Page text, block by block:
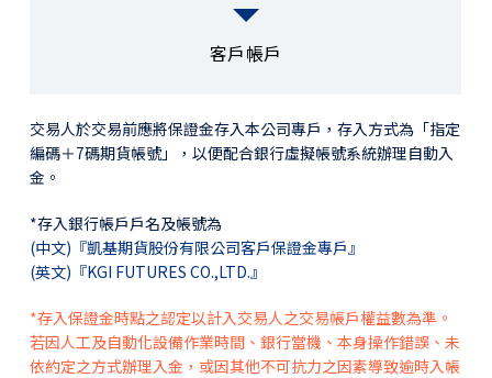
客戶帳戶
交易人於交易前應將保證金存入本公司專戶，存入方式為「指定
編碼＋7碼期貨帳號」，以便配合銀行虛擬帳號系統辦理自動入
金。
*存入銀行帳戶戶名及帳號為
(中文)『凱基期貨股份有限公司客戶保證金專戶』
(英文)『KGI FUTURES CO.,LTD.』
*存入保證金時點之認定以計入交易人之交易帳戶權益數為準。
若因人工及自動化設備作業時間、銀行當機、本身操作錯誤、未
依約定之方式辦理入金，或因其他不可抗力之因素導致逾時入帳